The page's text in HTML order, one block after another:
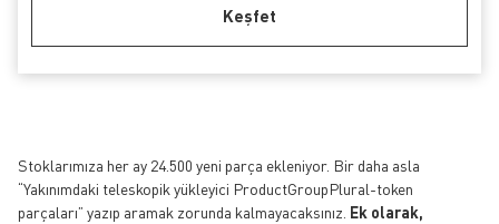
Keşfet
Stoklarımıza her ay 24.500 yeni parça ekleniyor. Bir daha asla
“Yakınımdaki teleskopik yükleyici ProductGroupPlural-token
parçaları” yazıp aramak zorunda kalmayacaksınız. Ek olarak,